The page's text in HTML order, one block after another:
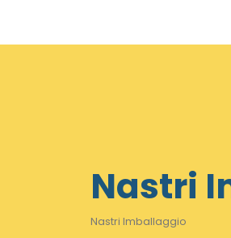
Nastri
Nastri Imballaggio